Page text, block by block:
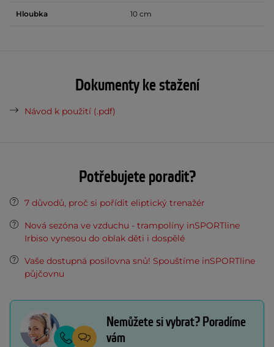
Hloubka 10 cm
Dokumenty ke stažení
Návod k použití (.pdf)
Potřebujete poradit?
7 důvodů, proč si pořídit eliptický trenažér
Nová sezóna ve vzduchu - trampolíny inSPORTline
Irbiso vynesou do oblak děti i dospělé
Vaše dostupná posilovna snů! Spouštíme inSPORTline
půjčovnu
Nemůžete si vybrat? Poradíme
vám